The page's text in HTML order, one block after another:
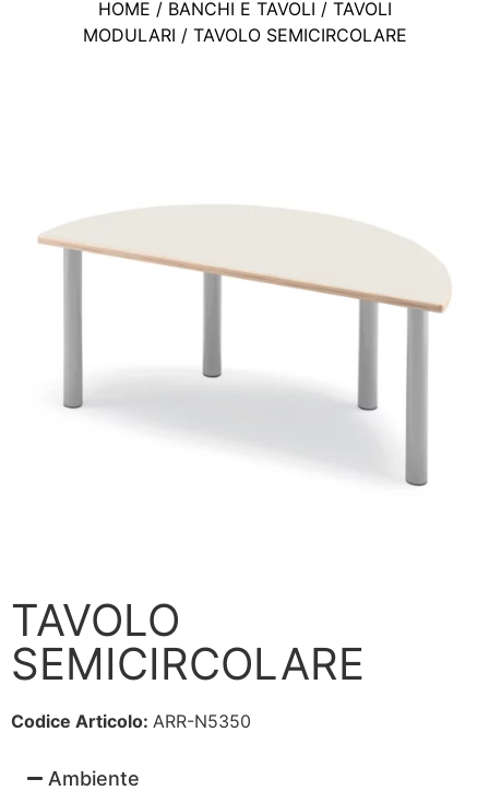
HOME / BANCHI E TAVOLI / TAVOLI
MODULARI / TAVOLO SEMICIRCOLARE
TAVOLO
SEMICIRCOLARE
Codice Articolo: ARR-N5350
Ambiente